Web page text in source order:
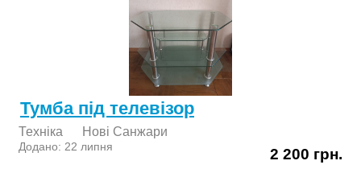
Тумба під телевізор
Техніка Нові Cанжари
Додано: 22 липня 2 200 грн.